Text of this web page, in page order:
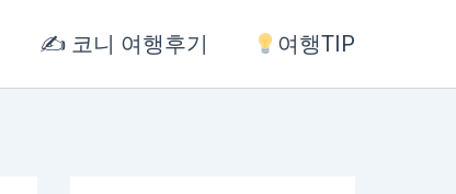
✍️ 코니 여행후기 여행TIP